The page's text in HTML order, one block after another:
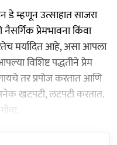
डे म्हणून उत्साहात साजरा
प्रेमभावना किंवा
मर्यादित आहे, असा आपला
विशिष्ट पद्धतीने प्रेम
तर प्रपोज करतात आणि
खटपटी, लटपटी करतात.